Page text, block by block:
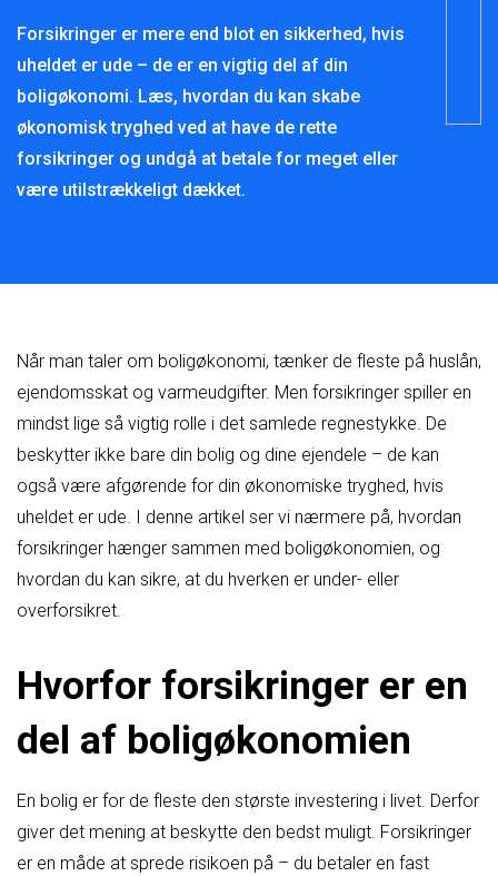
Forsikringer er mere end blot en sikkerhed, hvis
uheldet er ude – de er en vigtig del af din
boligøkonomi. Læs, hvordan du kan skabe
økonomisk tryghed ved at have de rette
forsikringer og undgå at betale for meget eller
være utilstrækkeligt dækket.
Når man taler om boligøkonomi, tænker de fleste på huslån,
ejendomsskat og varmeudgifter. Men forsikringer spiller en
mindst lige så vigtig rolle i det samlede regnestykke. De
beskytter ikke bare din bolig og dine ejendele – de kan
også være afgørende for din økonomiske tryghed, hvis
uheldet er ude. I denne artikel ser vi nærmere på, hvordan
forsikringer hænger sammen med boligøkonomien, og
hvordan du kan sikre, at du hverken er under- eller
overforsikret.
Hvorfor forsikringer er en
del af boligøkonomien
En bolig er for de fleste den største investering i livet. Derfor
giver det mening at beskytte den bedst muligt. Forsikringer
er en måde at sprede risikoen på – du betaler en fast